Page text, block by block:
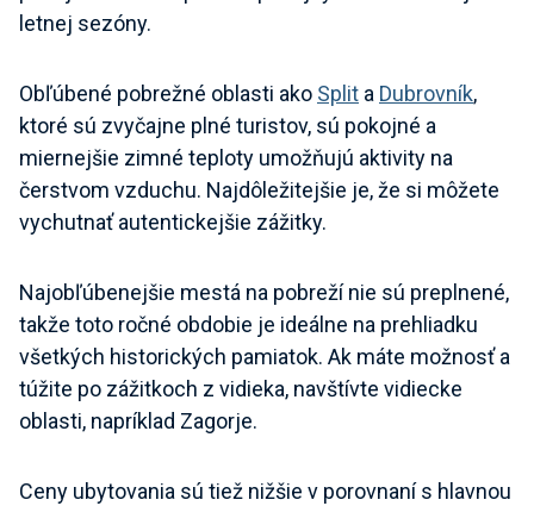
letnej sezóny.
Obľúbené pobrežné oblasti ako Split a Dubrovník,
ktoré sú zvyčajne plné turistov, sú pokojné a
miernejšie zimné teploty umožňujú aktivity na
čerstvom vzduchu. Najdôležitejšie je, že si môžete
vychutnať autentickejšie zážitky.
Najobľúbenejšie mestá na pobreží nie sú preplnené,
takže toto ročné obdobie je ideálne na prehliadku
všetkých historických pamiatok. Ak máte možnosť a
túžite po zážitkoch z vidieka, navštívte vidiecke
oblasti, napríklad Zagorje.
Ceny ubytovania sú tiež nižšie v porovnaní s hlavnou